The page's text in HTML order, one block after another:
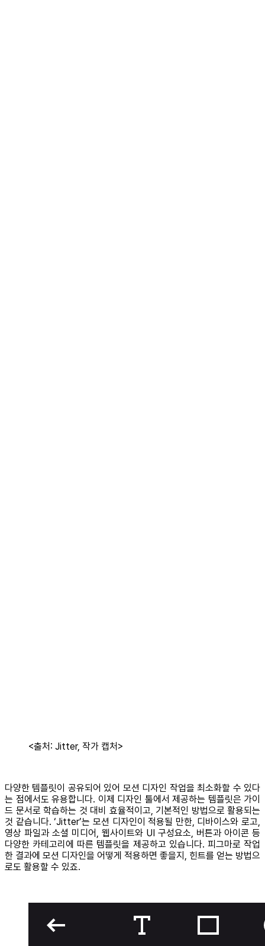
<출처: Jitter, 작가 캡처>
다양한 템플릿이 공유되어 있어 모션 디자인 작업을 최소화할 수 있다
는 점에서도 유용합니다. 이제 디자인 툴에서 제공하는 템플릿은 가이
드 문서로 학습하는 것 대비 효율적이고, 기본적인 방법으로 활용되는
것 같습니다. ‘Jitter’는 모션 디자인이 적용될 만한, 디바이스와 로고,
영상 파일과 소셜 미디어, 웹사이트와 UI 구성요소, 버튼과 아이콘 등
다양한 카테고리에 따른 템플릿을 제공하고 있습니다. 피그마로 작업
한 결과에 모션 디자인을 어떻게 적용하면 좋을지, 힌트를 얻는 방법으
로도 활용할 수 있죠.